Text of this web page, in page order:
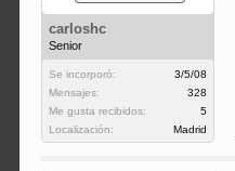
carloshc
Senior
Se incorporó:
3/5/08
Mensajes:
328
Me gusta recibidos:
5
Localización:
Madrid